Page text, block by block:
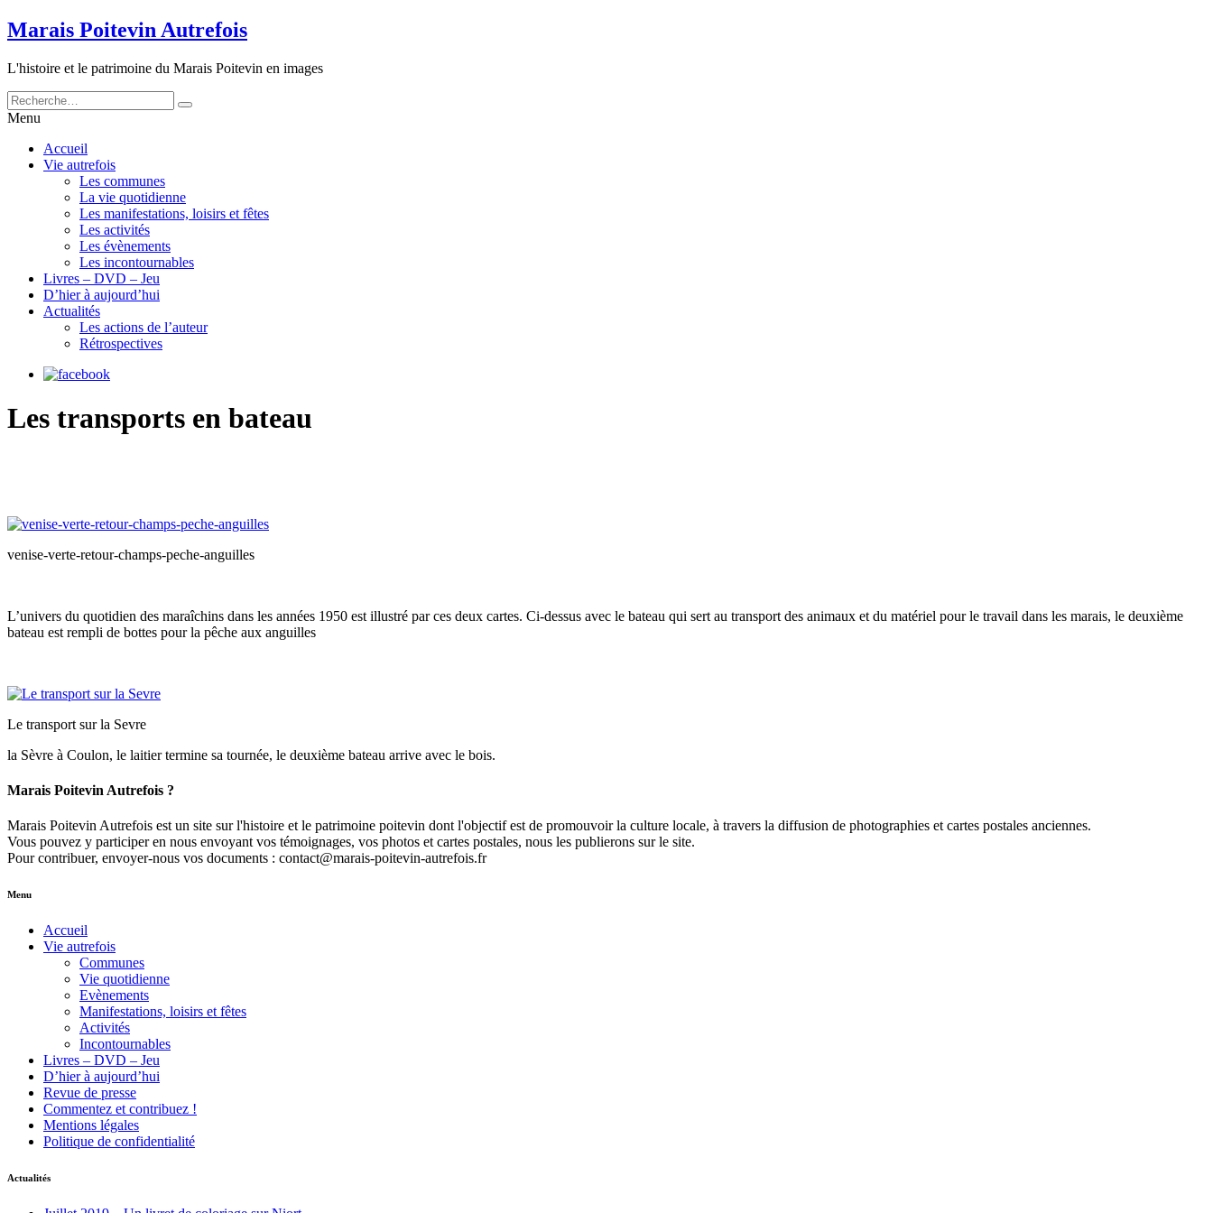
Marais Poitevin Autrefois
L'histoire et le patrimoine du Marais Poitevin en images
Menu
Accueil
Vie autrefois
Les communes
La vie quotidienne
Les manifestations, loisirs et fêtes
Les activités
Les évènements
Les incontournables
Livres – DVD – Jeu
D’hier à aujourd’hui
Actualités
Les actions de l’auteur
Rétrospectives
Les transports en bateau
venise-verte-retour-champs-peche-anguilles
L’univers du quotidien des maraîchins dans les années 1950 est illustré par ces deux cartes. Ci-dessus avec le bateau qui sert au transport des animaux et du matériel pour le travail dans les marais, le deuxième
bateau est rempli de bottes pour la pêche aux anguilles
Le transport sur la Sevre
la Sèvre à Coulon, le laitier termine sa tournée, le deuxième bateau arrive avec le bois.
Marais Poitevin Autrefois ?
Marais Poitevin Autrefois est un site sur l'histoire et le patrimoine poitevin dont l'objectif est de promouvoir la culture locale, à travers la diffusion de photographies et cartes postales anciennes.
Vous pouvez y participer en nous envoyant vos témoignages, vos photos et cartes postales, nous les publierons sur le site.
Pour contribuer, envoyer-nous vos documents : contact@marais-poitevin-autrefois.fr
Menu
Accueil
Vie autrefois
Communes
Vie quotidienne
Evènements
Manifestations, loisirs et fêtes
Activités
Incontournables
Livres – DVD – Jeu
D’hier à aujourd’hui
Revue de presse
Commentez et contribuez !
Mentions légales
Politique de confidentialité
Actualités